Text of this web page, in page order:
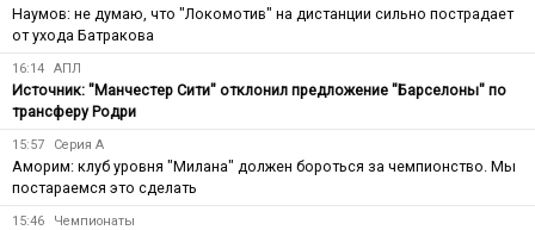
Наумов: не думаю, что "Локомотив" на дистанции сильно пострадает
от ухода Батракова
16:14 АПЛ
Источник: "Манчестер Сити" отклонил предложение "Барселоны" по
трансферу Родри
15:57 Серия А
Аморим: клуб уровня "Милана" должен бороться за чемпионство. Мы
постараемся это сделать
15:46 Чемпионаты